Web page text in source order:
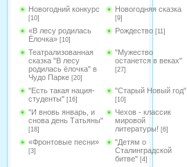
Новогодний конкурс
[10]
Новогодняя сказка
[9]
«В лесу родилась
Ёлочка» [10]
Рождество [11]
Театрализованная
сказка "В лесу
родилась ёлочка" в
Чудо Парке [20]
"Мужество
останется в веках"
[27]
"Есть такая нация-
студенты" [16]
"Старый Новый год"
[10]
"И вновь январь, и
снова день Татьяны"
[18]
Чехов - классик
мировой
литературы! [6]
«Фронтовые песни»
[3]
"Детям о
Сталинградской
битве" [4]